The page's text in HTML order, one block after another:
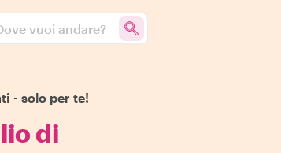
vuoi andare?
- solo per te!
di